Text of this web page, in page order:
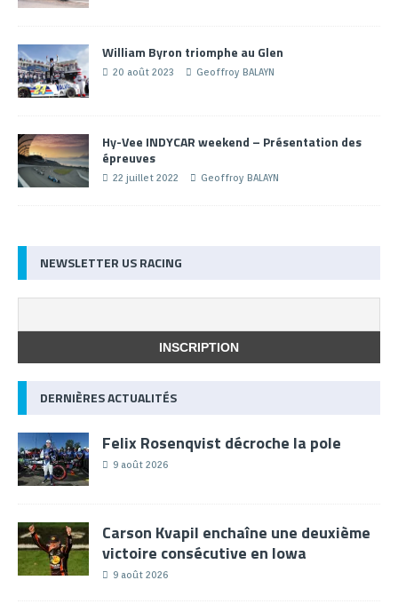
William Byron triomphe au Glen
20 août 2023 Geoffroy BALAYN
Hy-Vee INDYCAR weekend – Présentation des
épreuves
22 juillet 2022 Geoffroy BALAYN
NEWSLETTER US RACING
DERNIÈRES ACTUALITÉS
Felix Rosenqvist décroche la pole
9 août 2026
Carson Kvapil enchaîne une deuxième
victoire consécutive en Iowa
9 août 2026